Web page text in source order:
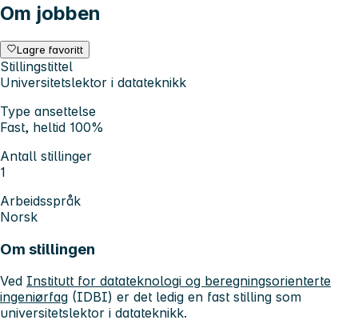
Om jobben
Lagre favoritt
Stillingstittel
Universitetslektor i datateknikk
Type ansettelse
Fast, heltid 100%
Antall stillinger
1
Arbeidsspråk
Norsk
Om stillingen
Ved Institutt for datateknologi og beregningsorienterte
ingeniørfag (IDBI) er det ledig en fast stilling som
universitetslektor i datateknikk.